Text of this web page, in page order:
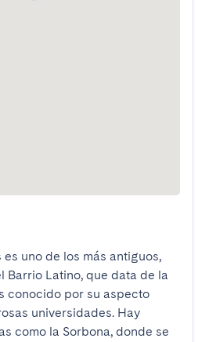
uno de los más antiguos,
Barrio Latino, que data de la
conocido por su aspecto
universidades. Hay
como la Sorbona, donde se